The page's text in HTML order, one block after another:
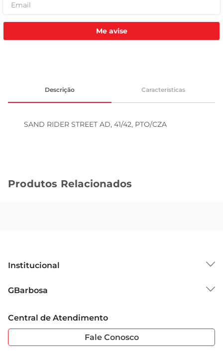
Me avise
Descrição Características
SAND RIDER STREET AD, 41/42, PTO/CZA
Produtos Relacionados
Institucional
Grupo Cencosud
Sobre Privacidade
Portal do Fornecedo
Nossas Lojas
GBarbosa
Garantia Estendida
Serviços
Central de Atendimento
Fale Conosco